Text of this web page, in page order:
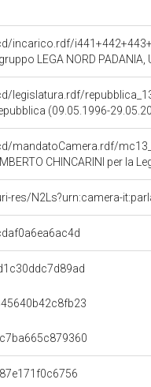
incarico.rdf/
LEGA NORD
legislatura.rdf/
(09.05.1996-
mandatoCamera.rdf/
CHINCARINI per la
res/N2Ls?urn:camera-